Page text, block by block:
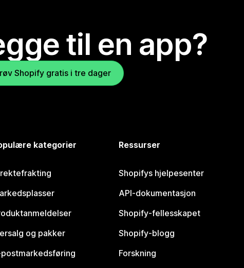
til en app?
Shopify gratis i tre dager
kategorier
og pakker
Ressurser
Shopifys hjelpesenter
API-dokumentasjon
Shopify-fellesskapet
Shopify-blogg
Forskning